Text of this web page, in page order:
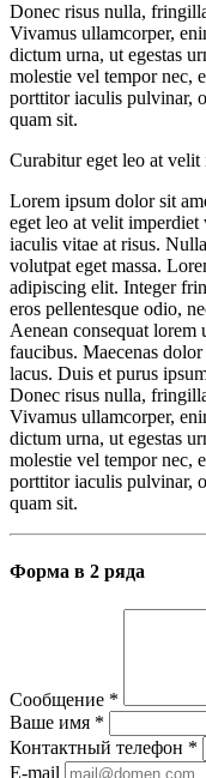
Donec risus nulla,
Vivamus ullamcorper,
dictum urna, ut egestas
molestie vel tempor nec,
porttitor iaculis pulvinar,
quam sit.
Curabitur eget leo at
Lorem ipsum dolor sit
eget leo at velit
iaculis vitae at risus.
volutpat eget massa.
adipiscing elit. Integer
eros pellentesque odio,
Aenean consequat
faucibus. Maecenas
lacus. Duis et purus
Donec risus nulla,
Vivamus ullamcorper,
dictum urna, ut egestas
molestie vel tempor nec,
porttitor iaculis pulvinar,
quam sit.
Форма в 2 ряда
Сообщение *
Ваше имя *
Контактный телефон *
E-mail